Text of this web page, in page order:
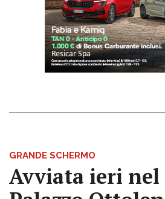
GRANDE SCHERMO
Avviata ieri